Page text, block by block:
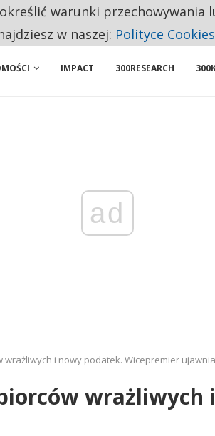
ZMIANĘ, KTÓRA MOŻE OGRANICZYĆ CHAOS W
IMPACT 300RESEARCH
ad
i nowy podatek. Wicepremier
warunki
w naszej: Polityce Cookies